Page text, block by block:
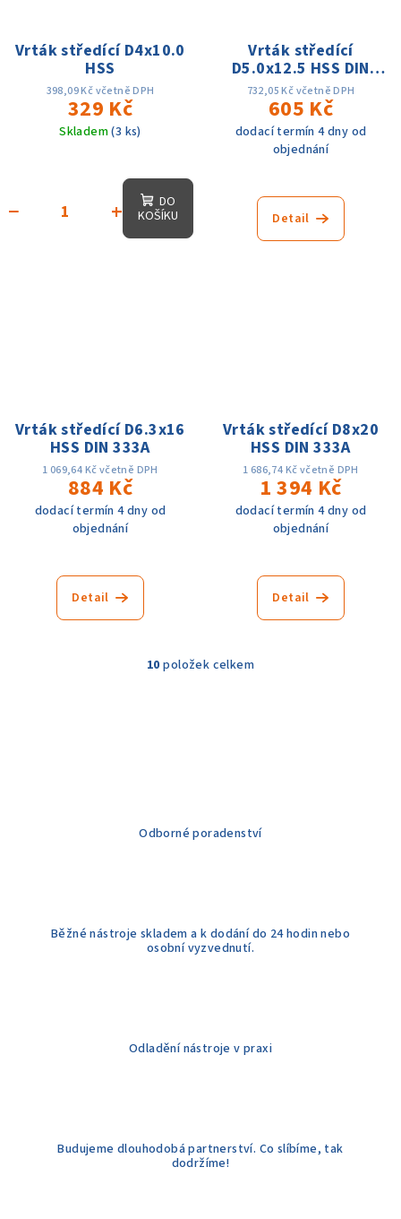
Vrták středící D4x10.0
HSS
398,09 Kč včetně DPH
329 Kč
Skladem(3 ks)
+
−
DO
KOŠÍKU
Vrták středící
D5.0x12.5 HSS DIN
333A
732,05 Kč včetně DPH
605 Kč
dodací termín 4 dny od
objednání
Detail
Vrták středící D6.3x16
HSS DIN 333A
1 069,64 Kč včetně DPH
884 Kč
dodací termín 4 dny od
objednání
Detail
Vrták středící D8x20
HSS DIN 333A
1 686,74 Kč včetně DPH
1 394 Kč
dodací termín 4 dny od
objednání
Detail
O
p
v
u
10 položek celkem
Odborné poradenství
Běžné nástroje skladem a k dodání do 24 hodin nebo
osobní vyzvednutí.
Odladění nástroje v praxi
Budujeme dlouhodobá partnerství. Co slíbíme, tak
dodržíme!